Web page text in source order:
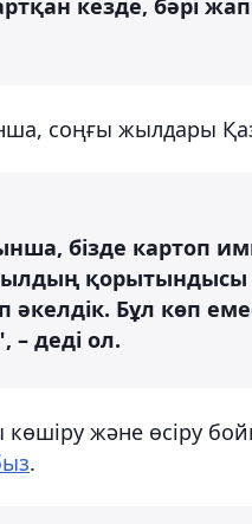
соңғы жылдары
бізде картоп
қорытындысы
Бұл көп
– деді ол.
көшіру және өсіру
.